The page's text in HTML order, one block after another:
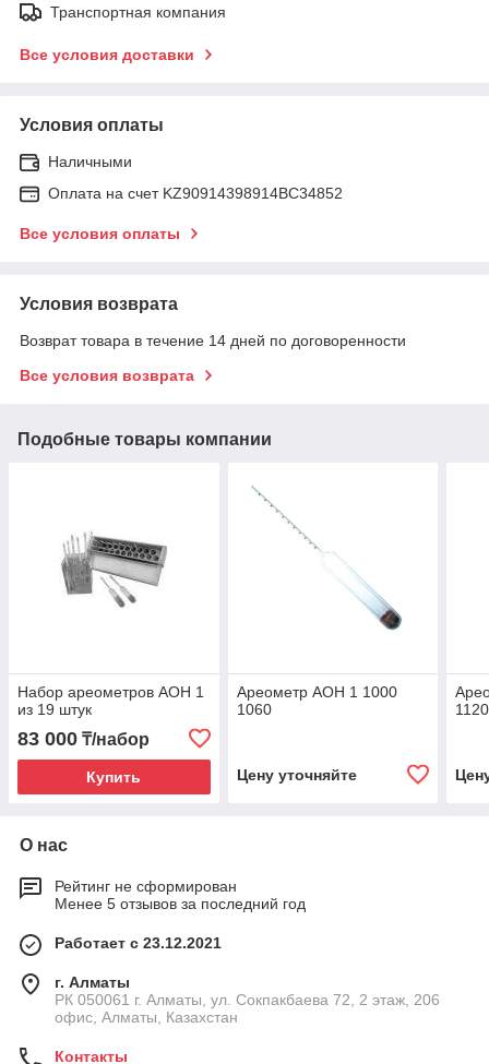
Транспортная компания
Все условия доставки
Условия оплаты
Наличными
Оплата на счет KZ90914398914ВС34852
Все условия оплаты
Условия возврата
Возврат товара в течение 14 дней по договоренности
Все условия возврата
Подобные товары компании
Набор ареометров АОН 1
из 19 штук
83 000 ₸/набор
Купить
Ареометр АОН 1 1000
1060
Цену уточняйте
1120
О нас
Рейтинг не сформирован
Менее 5 отзывов за последний год
Работает с 23.12.2021
г. Алматы
РК 050061 г. Алматы, ул. Сокпакбаева 72, 2 этаж, 206
офис, Алматы, Казахстан
Контакты